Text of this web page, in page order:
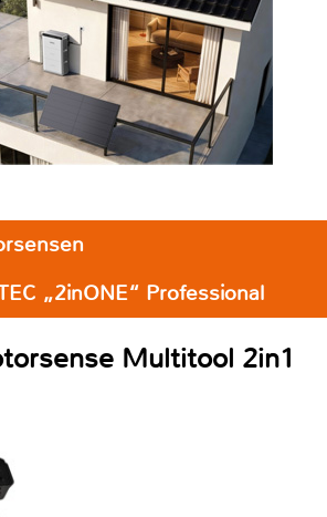
„2inONE“ Professional
Multitool 2in1